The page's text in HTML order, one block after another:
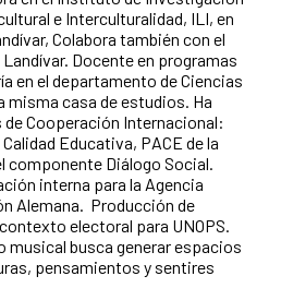
e Interculturalidad, ILI, en
Colabora también con el
Docente en programas
en el departamento de Ciencias
misma casa de estudios. Ha
Cooperación Internacional:
Educativa, PACE de la
componente Diálogo Social.
interna para la Agencia
Alemana. Producción de
electoral para UNOPS.
musical busca generar espacios
pensamientos y sentires